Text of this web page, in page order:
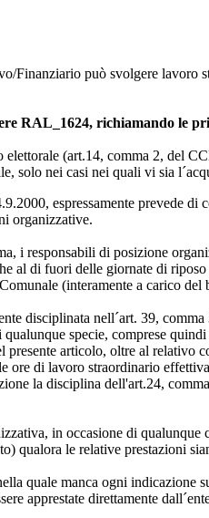
Finanziario può svolgere
RAL_1624, richiamando le
(art.14, comma 2, del
solo nei casi nei quali vi sia
espressamente prevede
organizzative.
i responsabili di posizione
al di fuori delle giornate di
(interamente a carico del
disciplinata nell´art. 39,
specie, comprese
articolo, oltre al relativo
ore di lavoro straordinario
la disciplina dell'art.24,
in occasione di
qualora le relative prestazioni
quale manca ogni indicazione
apprestate direttamente